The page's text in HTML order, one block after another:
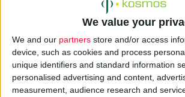
We value your
We and our partners store and/or access
device, such as cookies and process
unique identifiers and standard information
personalised advertising and content,
measurement, audience research and